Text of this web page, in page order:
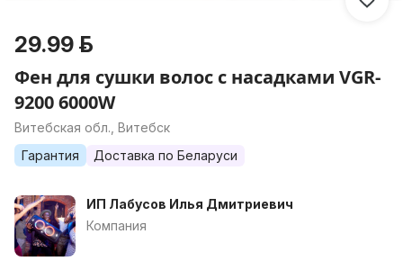
29.99 р.
Фен для сушки волос с насадками VGR-
9200 6000W
Витебская обл., Витебск
Гарантия
Доставка по Беларуси
ИП Лабусов Илья Дмитриевич
Компания